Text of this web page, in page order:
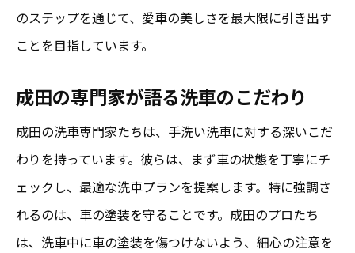
のステップを通じて、愛車の美しさを最大限に引き出す
ことを目指しています。
成田の専門家が語る洗車のこだわり
成田の洗車専門家たちは、手洗い洗車に対する深いこだ
わりを持っています。彼らは、まず車の状態を丁寧にチ
ェックし、最適な洗車プランを提案します。特に強調さ
れるのは、車の塗装を守ることです。成田のプロたち
は、洗車中に車の塗装を傷つけないよう、細心の注意を